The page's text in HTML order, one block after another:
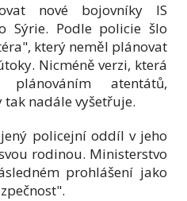
nové bojovníky IS
Sýrie. Podle policie šlo
který neměl plánovat
Nicméně verzi, která
atentátů,
tak nadále vyšetřuje.
policejní oddíl v jeho
rodinou. Ministerstvo
prohlášení jako